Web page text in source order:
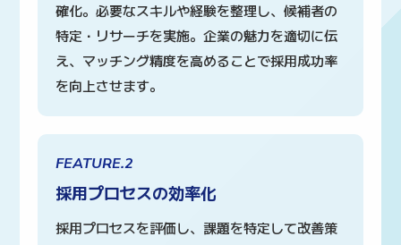
確化。必要なスキルや経験を整理し、候補者の
特定・リサーチを実施。企業の魅力を適切に伝
え、マッチング精度を高めることで採用成功率
を向上させます。
FEATURE.2
採用プロセスの効率化
採用プロセスを評価し、課題を特定して改善策